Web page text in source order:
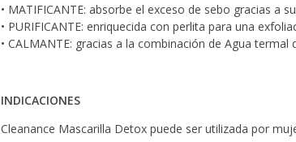
• MATIFICANTE: absorbe el exceso de sebo gracias a
• PURIFICANTE: enriquecida con perlita para una
• CALMANTE: gracias a la combinación de Agua termal
INDICACIONES
Cleanance Mascarilla Detox puede ser utilizada por